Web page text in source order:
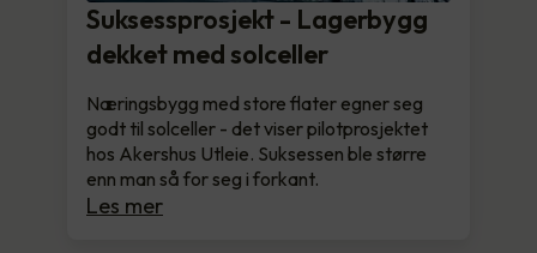
Suksessprosjekt - Lagerbygg
dekket med solceller
Næringsbygg med store flater egner seg
godt til solceller - det viser pilotprosjektet
hos Akershus Utleie. Suksessen ble større
enn man så for seg i forkant.
Les mer